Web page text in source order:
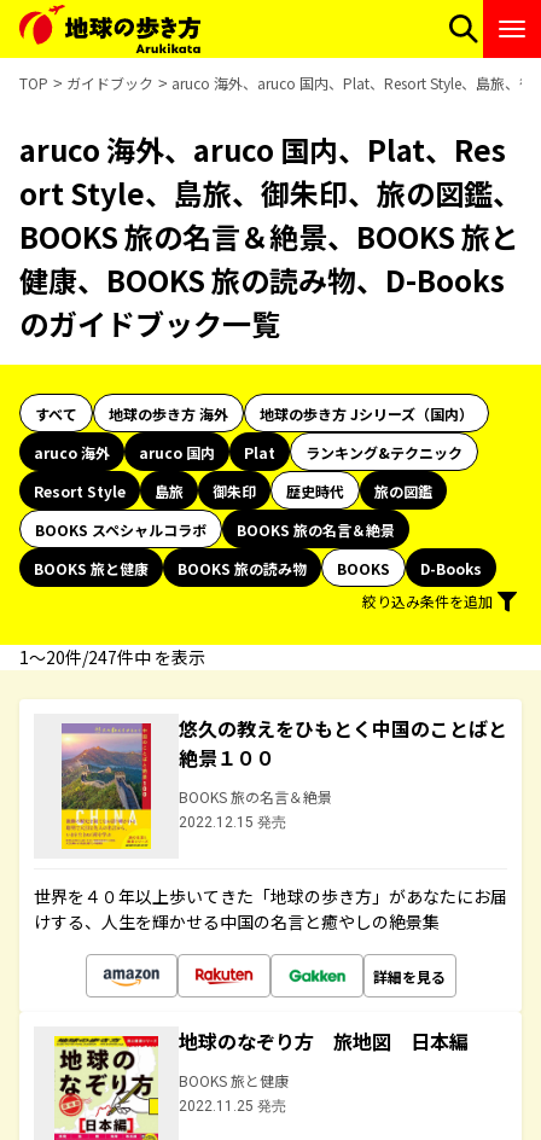
TOP ガイドブック aruco 海外、aruco 国内、Plat、Resort Style、島旅、御
aruco 海外、aruco 国内、Plat、Res
ort Style、島旅、御朱印、旅の図鑑、
BOOKS 旅の名言＆絶景、BOOKS 旅と
健康、BOOKS 旅の読み物、D-Books
のガイドブック一覧
すべて 地球の歩き方 海外
地球の歩き方 Jシリーズ（国内）
aruco 海外
aruco 国内 Plat
ランキング&テクニック
Resort Style
島旅 御朱印 歴史時代
旅の図鑑
BOOKS スペシャルコラボ
BOOKS 旅の名言＆絶景
BOOKS 旅と健康
BOOKS 旅の読み物 BOOKS
D-Books
絞り込み条件を追加
1〜20件/247件中 を表示
悠久の教えをひもとく中国のことばと
絶景１００
BOOKS 旅の名言＆絶景
2022.12.15 発売
世界を４０年以上歩いてきた「地球の歩き方」があなたにお届
けする、人生を輝かせる中国の名言と癒やしの絶景集
詳細を見る
地球のなぞり方 旅地図 日本編
BOOKS 旅と健康
2022.11.25 発売